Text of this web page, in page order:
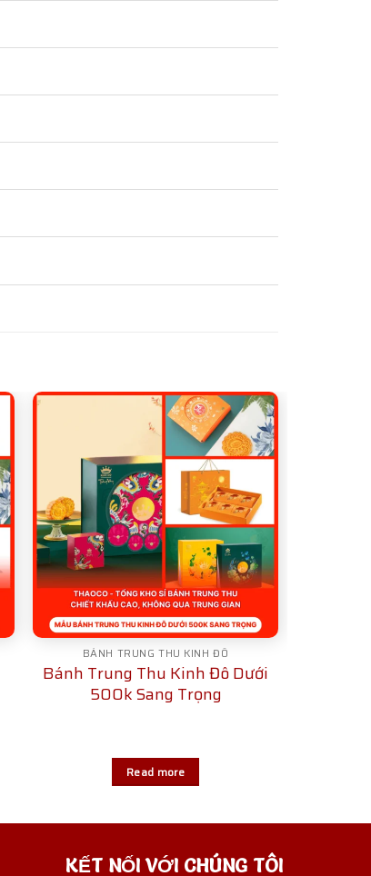
BÁNH TRUNG THU KINH ĐÔ
Bánh Trung Thu Kinh Đô Dưới
500k Sang Trọng
Read more
KẾT NỐI VỚI CHÚNG TÔI